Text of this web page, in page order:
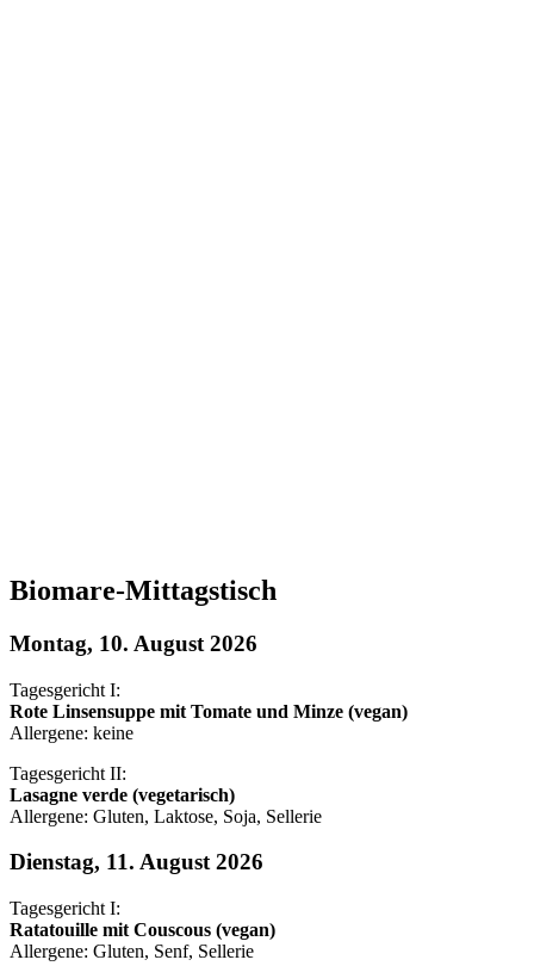
Biomare-Mittagstisch
Montag, 10. August 2026
Tagesgericht I:
Rote Linsensuppe mit Tomate und Minze (vegan)
Allergene: keine
Tagesgericht II:
Lasagne verde (vegetarisch)
Allergene: Gluten, Laktose, Soja, Sellerie
Dienstag, 11. August 2026
Tagesgericht I:
Ratatouille mit Couscous (vegan)
Allergene: Gluten, Senf, Sellerie